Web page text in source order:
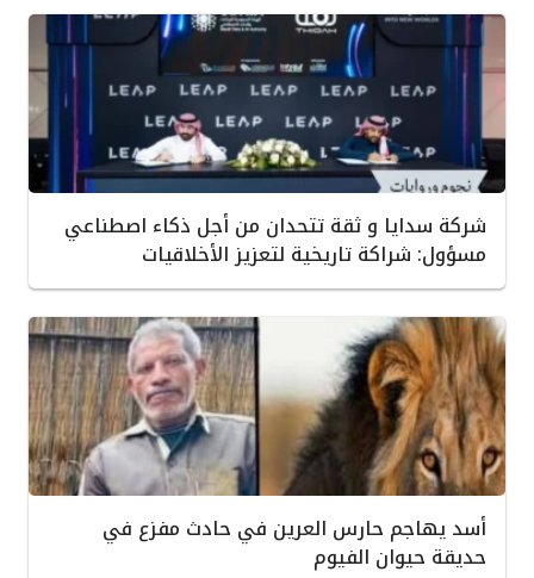
شركة سدايا و ثقة تتحدان من أجل ذكاء اصطناعي
مسؤول: شراكة تاريخية لتعزيز الأخلاقيات
أسد يهاجم حارس العرين في حادث مفزع في
حديقة حيوان الفيوم